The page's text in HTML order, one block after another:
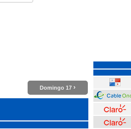
Domingo 17 ›